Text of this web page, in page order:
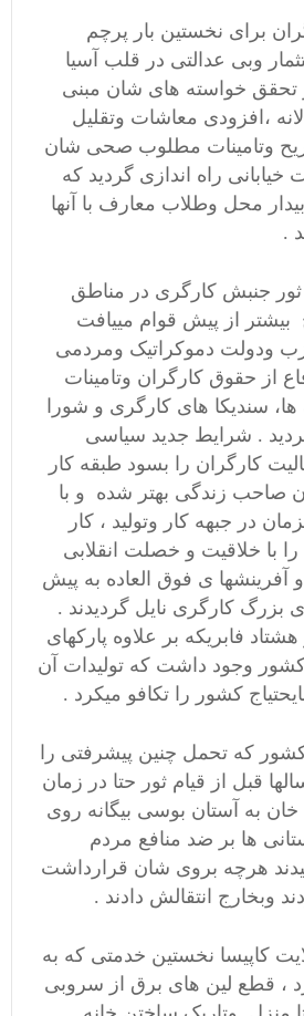
برای نخستین بار پرچم
وبی عدالتی در قلب آسیا
تحقق خواسته های شان مبنی
،افزودی معاشات وتقلیل
وتامینات مطلوب صحی شان
خیابانی راه اندازی گردید که
محل وطلاب معارف با آنها
.
ثور جنبش کارگری در مناطق
بیشتر از پیش قوام مییافت
ودولت دموکراتیک ومردمی
از حقوق کارگران وتامینات
ها، سندیکا های کارگری و شورا
. شرایط جدید سیاسی
کارگران را بسود طبقه کار
صاحب زندگی بهتر شده و با
در جبهه کار وتولید ، کار
با خلاقیت و خصلت انقلابی
آفرینشها ی فوق العاده به پیش
بزرگ کارگری نایل گردیدند .
فابریکه بر علاوه پارکهای
وجود داشت که تولیدات آن
کشور را تکافو میکرد .
که تحمل چنین پیشرفتی را
قبل از قیام ثور حتا در زمان
به آستان بوسی بیگانه روی
ها بر ضد منافع مردم
هرچه بروی شان قرارداشت
وبخارج انتقالش دادند .
کاپیسا نخستین خدمتی که به
، قطع لین های برق از سروبی